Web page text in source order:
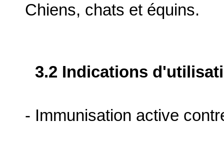
Chiens, chats et équins.
3.2 Indications
- Immunisation active